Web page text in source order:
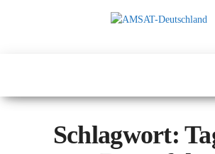
Education
Schlagwort: